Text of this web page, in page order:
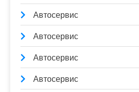
Автосервис
Автосервис
Автосервис
Автосервис